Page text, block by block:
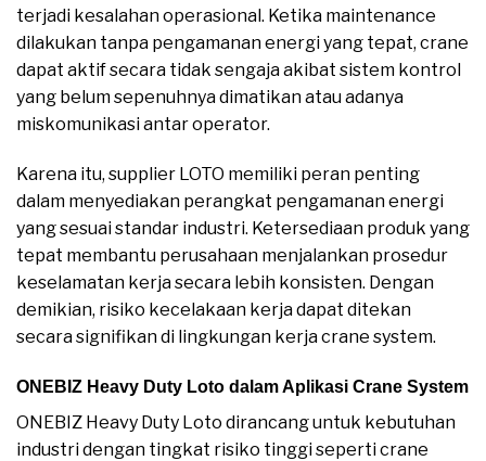
terjadi kesalahan operasional. Ketika maintenance
dilakukan tanpa pengamanan energi yang tepat, crane
dapat aktif secara tidak sengaja akibat sistem kontrol
yang belum sepenuhnya dimatikan atau adanya
miskomunikasi antar operator.
Karena itu, supplier LOTO memiliki peran penting
dalam menyediakan perangkat pengamanan energi
yang sesuai standar industri. Ketersediaan produk yang
tepat membantu perusahaan menjalankan prosedur
keselamatan kerja secara lebih konsisten. Dengan
demikian, risiko kecelakaan kerja dapat ditekan
secara signifikan di lingkungan kerja crane system.
ONEBIZ Heavy Duty Loto dalam Aplikasi Crane System
ONEBIZ Heavy Duty Loto dirancang untuk kebutuhan
industri dengan tingkat risiko tinggi seperti crane